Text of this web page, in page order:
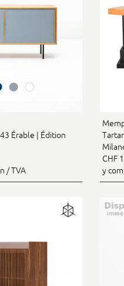
Érable | Édition
/ TVA
CHF
y